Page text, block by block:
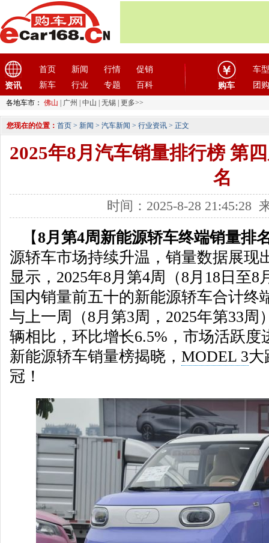
资讯
首页 新闻 行情
促销
新车
行业 专题 百科 购车
车型
团购
各地车市： 佛山 广州 中山 无锡 更多>>
您现在的位置： 首页 > 新闻 > 汽车新闻 > 行业资讯 > 正文
2025年8月汽车销量排行榜 第
名
时间：2025-8-28 21:45:28
【8月第4周新能源轿车终端销量排
源轿车市场持续升温，销量数据展现
显示，2025年8月第4周（8月18日至8
国内销量前五十的新能源轿车合计终
与上一周（8月第3周，2025年第33周
辆相比，环比增长6.5%，市场活跃度
新能源轿车销量榜揭晓， MODEL 3大
冠！